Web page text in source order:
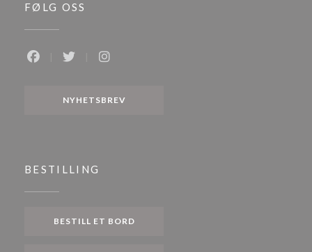
FØLG OSS
NYHETSBREV
BESTILLING
BESTILL ET BORD